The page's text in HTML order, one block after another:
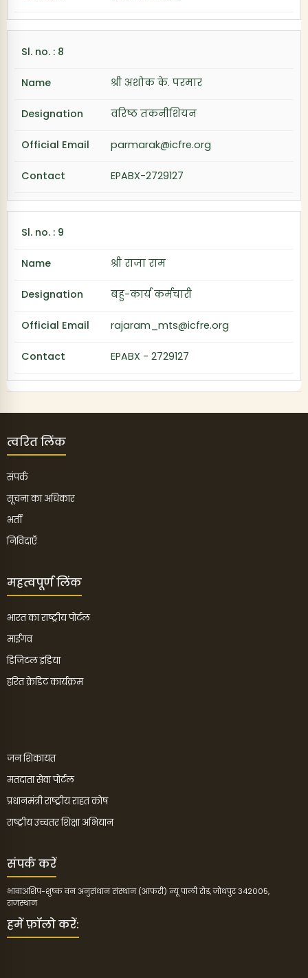
श्री अशोक के. परमार
वरिष्ठ तकनीशियन
parmarak@icfre.org
EPABX-2729127
श्री राजा राम
बहु-कार्य कर्मचारी
rajaram_mts@icfre.org
EPABX - 2729127
त्वरित लिंक
संपर्क
सूचना का अधिकार
भर्ती
निविदाएँ
महत्वपूर्ण लिंक
भारत का राष्ट्रीय पोर्टल
माईगव
डिजिटल इंडिया
हरित क्रेडिट कार्यक्रम
जन शिकायत
मतदाता सेवा पोर्टल
प्रधानमंत्री राष्ट्रीय राहत कोष
राष्ट्रीय उच्चतर शिक्षा अभियान
संपर्क करें
भावाअशिप-शुष्क वन अनुसंधान संस्थान (आफरी) न्यू पाली रोड, जोधपुर 342005,
राजस्थान
हमें फ़ॉलो करें: